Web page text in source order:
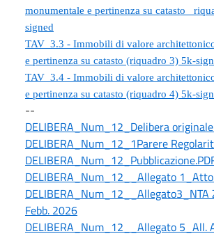
monumentale e pertinenza su catasto
signed
TAV_3.3 - Immobili di valore
e pertinenza su catasto (riquadro 3) 5k-
TAV_3.4 - Immobili di valore
e pertinenza su catasto (riquadro 4) 5k-
--
DELIBERA_Num_12_Delibera
DELIBERA_Num_12_1Parere
DELIBERA_Num_12__Allegato
DELIBERA_Num_12__Allegato3_NTA
Febb. 2026
DELIBERA_Num_12__Allegato 5_All.